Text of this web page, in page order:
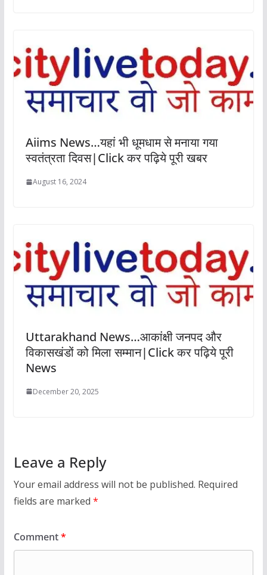
Aiims News…यहां भी धूमधाम से मनाया गया
स्वतंत्रता दिवस|Click कर पढ़िये पूरी खबर
August 16, 2024
Uttarakhand News…आकांक्षी जनपद और
विकासखंडों को मिला सम्मान|Click कर पढ़िये पूरी
News
December 20, 2025
Leave a Reply
Your email address will not be published. Required
fields are marked *
Comment*